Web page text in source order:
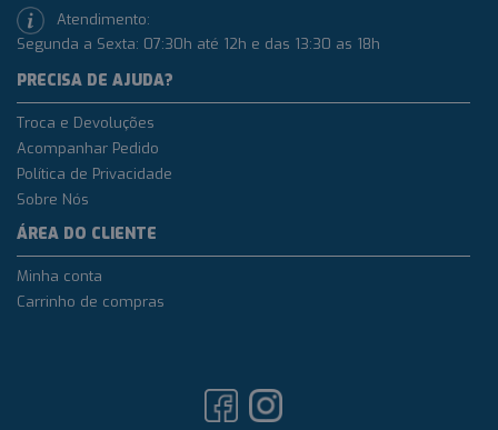
Atendimento:
Segunda a Sexta: 07:30h até 12h e das 13:30 as 18h
PRECISA DE AJUDA?
Troca e Devoluções
Acompanhar Pedido
Política de Privacidade
Sobre Nós
ÁREA DO CLIENTE
Minha conta
Carrinho de compras